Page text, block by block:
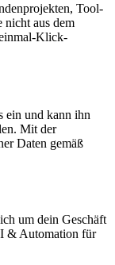
Tool-
aus dem
Klick-
ein und kann ihn
Mit der
Daten gemäß
um dein Geschäft
& Automation für